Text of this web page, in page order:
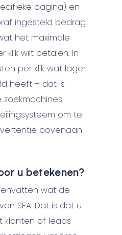
pagina) en
ingesteld bedrag.
het maximale
klik wilt betalen. In
per klik wat lager
heeft – dat is
om te
bovenaan
u betekenen?
wat de
SEA. Dat is dat u
klanten of leads